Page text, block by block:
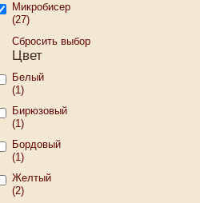
Микробисер
(27)
Сбросить выбор
Цвет
Белый
(1)
Бирюзовый
(1)
Бордовый
(1)
Желтый
(2)